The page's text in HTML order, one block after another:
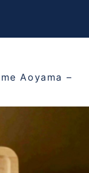
Aoyama –